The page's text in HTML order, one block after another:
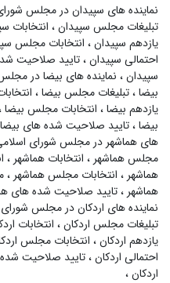
نماینده های سپیدان در مجلس
تبلیغات مجلس سپیدان، انتخابات
یازدهم سپیدان، انتخابات مجلس
احتمالی سپیدان،تایید صلاحیت
سپیدان، نماینده های بیضا در
بیضا،تبلیغات مجلس بیضا،
یازدهم بیضا، انتخابات مجلس بیضا
بیضا،تایید صلاحیت شده های بیضا
های هماشهر در مجلس شورای
مجلس هماشهر ، انتخابات هماشهر ،
هماشهر ، انتخابات مجلس هماشهر ،
هماشهر ،تایید صلاحیت شده های
نماینده های اردکان در مجلس
تبلیغات مجلس اردکان، انتخابات
یازدهم اردکان، انتخابات مجلس
احتمالی اردکان،تایید صلاحیت
اردکان،